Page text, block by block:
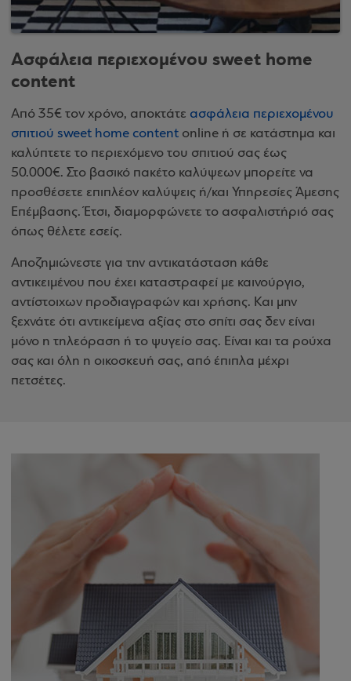
Ασφάλεια περιεχομένου sweet home
content
Από 35€ τον χρόνο, αποκτάτε ασφάλεια περιεχομένου
σπιτιού sweet home content online ή σε κατάστημα και
καλύπτετε το περιεχόμενο του σπιτιού σας έως
50.000€. Στο βασικό πακέτο καλύψεων μπορείτε να
προσθέσετε επιπλέον καλύψεις ή/και Υπηρεσίες Άμεσης
Επέμβασης. Έτσι, διαμορφώνετε το ασφαλιστήριό σας
όπως θέλετε εσείς.
Αποζημιώνεστε για την αντικατάσταση κάθε
αντικειμένου που έχει καταστραφεί με καινούργιο,
αντίστοιχων προδιαγραφών και χρήσης. Και μην
ξεχνάτε ότι αντικείμενα αξίας στο σπίτι σας δεν είναι
μόνο η τηλεόραση ή το ψυγείο σας. Είναι και τα ρούχα
σας και όλη η οικοσκευή σας, από έπιπλα μέχρι
πετσέτες.